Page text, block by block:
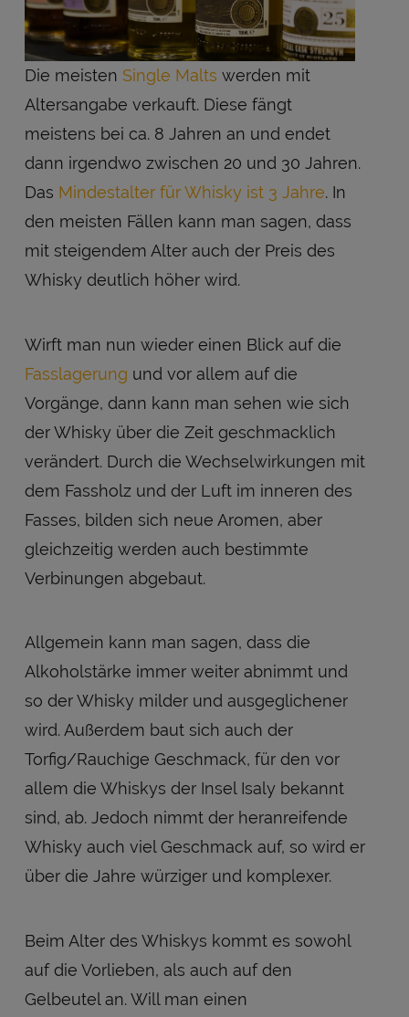
Die meisten Single Malts werden mit
Altersangabe verkauft. Diese fängt
meistens bei ca. 8 Jahren an und endet
dann irgendwo zwischen 20 und 30 Jahren.
Das Mindestalter für Whisky ist 3 Jahre. In
den meisten Fällen kann man sagen, dass
mit steigendem Alter auch der Preis des
Whisky deutlich höher wird.
Wirft man nun wieder einen Blick auf die
Fasslagerung und vor allem auf die
Vorgänge, dann kann man sehen wie sich
der Whisky über die Zeit geschmacklich
verändert. Durch die Wechselwirkungen mit
dem Fassholz und der Luft im inneren des
Fasses, bilden sich neue Aromen, aber
gleichzeitig werden auch bestimmte
Verbinungen abgebaut.
Allgemein kann man sagen, dass die
Alkoholstärke immer weiter abnimmt und
so der Whisky milder und ausgeglichener
wird. Außerdem baut sich auch der
Torfig/Rauchige Geschmack, für den vor
allem die Whiskys der Insel Isaly bekannt
sind, ab. Jedoch nimmt der heranreifende
Whisky auch viel Geschmack auf, so wird er
über die Jahre würziger und komplexer.
Beim Alter des Whiskys kommt es sowohl
auf die Vorlieben, als auch auf den
Gelbeutel an. Will man einen